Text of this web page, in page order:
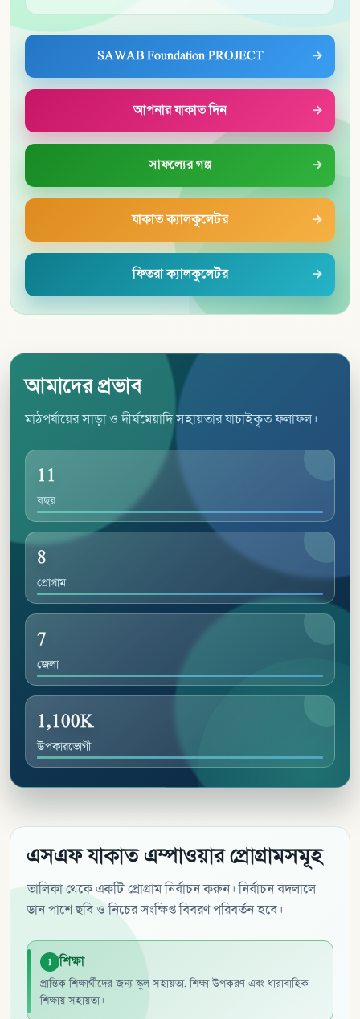
SAWAB Foundation PROJECT
আপনার যাকাত দিন
সাফল্যের গল্প
যাকাত ক্যালকুলেটর
ফিতরা ক্যালকুলেটর
আমাদের প্রভাব
মাঠপর্যায়ের সাড়া ও দীর্ঘমেয়াদি সহায়তার যাচাইকৃত ফলাফল।
11
বছর
8
প্রোগ্রাম
7
জেলা
1,100K
উপকারভোগী
এসএফ যাকাত এম্পাওয়ার প্রোগ্রামসমূহ
তালিকা থেকে একটি প্রোগ্রাম নির্বাচন করুন। নির্বাচন বদলালে
ডান পাশে ছবি ও নিচের সংক্ষিপ্ত বিবরণ পরিবর্তন হবে।
1 শিক্ষা
প্রান্তিক শিক্ষার্থীদের জন্য স্কুল সহায়তা, শিক্ষা উপকরণ এবং ধারাবাহিক
শিক্ষায় সহায়তা।